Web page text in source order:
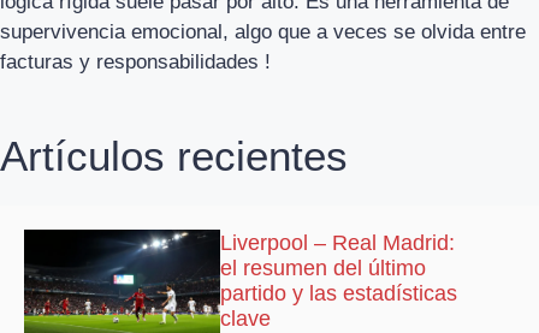
supervivencia emocional, algo que a veces se olvida entre
facturas y responsabilidades !
Artículos recientes
Liverpool – Real Madrid:
el resumen del último
partido y las estadísticas
clave